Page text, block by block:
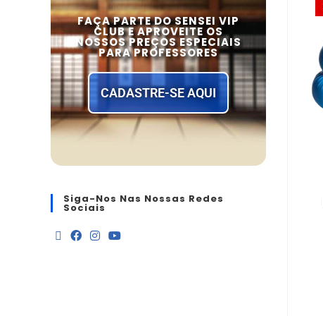
FAÇA PARTE DO SENSEI VIP
CLUB E APROVEITE OS
NOSSOS PREÇOS ESPECIAIS
PARA PROFESSORES
CADASTRE-SE AQUI
Siga-Nos Nas Nossas Redes
Sociais